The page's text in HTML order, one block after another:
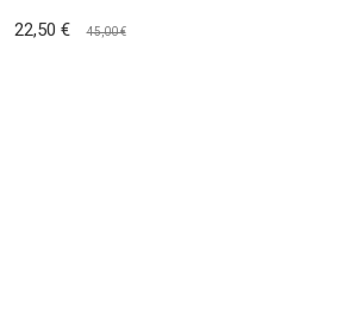
22,50 € 45,00 €